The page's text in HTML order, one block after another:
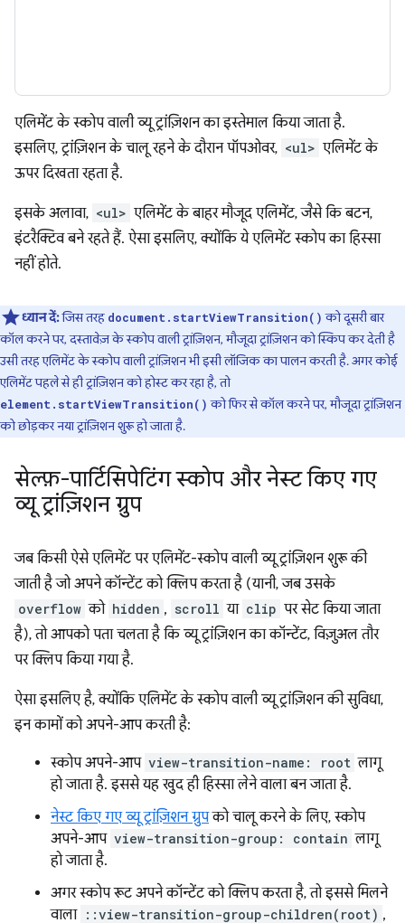
एलिमेंट के स्कोप वाली व्यू ट्रांज़िशन का इस्तेमाल किया जाता है.
इसलिए, ट्रांज़िशन के चालू रहने के दौरान पॉपओवर, <ul> एलिमेंट के
ऊपर दिखता रहता है.
इसके अलावा, <ul> एलिमेंट के बाहर मौजूद एलिमेंट, जैसे कि बटन,
इंटरैक्टिव बने रहते हैं. ऐसा इसलिए, क्योंकि ये एलिमेंट स्कोप का हिस्सा
नहीं होते.
ध्यान दें:जिस तरह document.startViewTransition() को दूसरी बार
कॉल करने पर, दस्तावेज़ के स्कोप वाली ट्रांज़िशन, मौजूदा ट्रांज़िशन को स्किप कर देती है
उसी तरह एलिमेंट के स्कोप वाली ट्रांज़िशन भी इसी लॉजिक का पालन करती है. अगर कोई
एलिमेंट पहले से ही ट्रांज़िशन को होस्ट कर रहा है, तो
element.startViewTransition() को फिर से कॉल करने पर, मौजूदा ट्रांज़िशन
को छोड़कर नया ट्रांज़िशन शुरू हो जाता है.
सेल्फ़-पार्टिसिपेटिंग स्कोप और नेस्ट किए गए
व्यू ट्रांज़िशन ग्रुप
जब किसी ऐसे एलिमेंट पर एलिमेंट-स्कोप वाली व्यू ट्रांज़िशन शुरू की
जाती है जो अपने कॉन्टेंट को क्लिप करता है (यानी, जब उसके
overflow को hidden , scroll या clip पर सेट किया जाता
है), तो आपको पता चलता है कि व्यू ट्रांज़िशन का कॉन्टेंट, विज़ुअल तौर
पर क्लिप किया गया है.
ऐसा इसलिए है, क्योंकि एलिमेंट के स्कोप वाली व्यू ट्रांज़िशन की सुविधा,
इन कामों को अपने-आप करती है:
स्कोप अपने-आप view-transition-name: root लागू
हो जाता है. इससे यह खुद ही हिस्सा लेने वाला बन जाता है.
नेस्ट किए गए व्यू ट्रांज़िशन ग्रुपको चालू करने के लिए, स्कोप
अपने-आप view-transition-group: contain लागू
हो जाता है.
अगर स्कोप रूट अपने कॉन्टेंट को क्लिप करता है, तो इससे मिलने
वाला ::view-transition-group-children(root) ,